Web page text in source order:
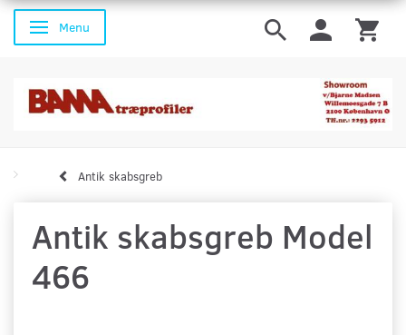
Skifte navigation
Menu
Antik skabsgreb
Antik skabsgreb Model
466